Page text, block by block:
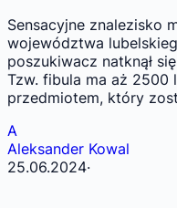
Sensacyjne znalezisko
województwa
poszukiwacz natknął
Tzw. fibula ma aż 2500
przedmiotem, który
A
Aleksander Kowal
25.06.2024·